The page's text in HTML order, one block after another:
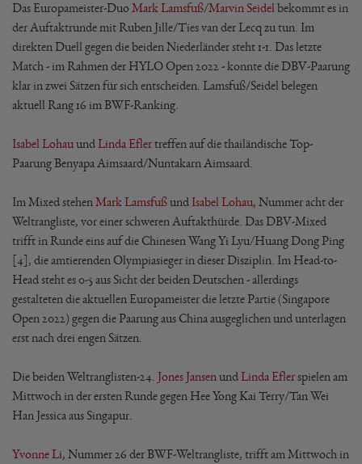
Das Europameister-DuoMark Lamsfuß/Marvin Seidel bekommt es in
der Auftaktrunde mit Ruben Jille/Ties van der Lecq zu tun. Im
direkten Duell gegen die beiden Niederländer steht 1-1. Das letzte
Match - im Rahmen der HYLO Open 2022 - konnte die DBV-Paarung
klar in zwei Sätzen für sich entscheiden. Lamsfuß/Seidel belegen
aktuell Rang 16 im BWF-Ranking.
Isabel Lohau und Linda Eflertreffen auf die thailändische Top-
Paarung Benyapa Aimsaard/Nuntakarn Aimsaard.
Im Mixed stehen Mark Lamsfußund Isabel Lohau, Nummer acht der
Weltrangliste, vor einer schweren Auftakthürde. Das DBV-Mixed
trifft in Runde eins auf die Chinesen Wang Yi Lyu/Huang Dong Ping
[4], die amtierenden Olympiasieger in dieser Disziplin. Im Head-to-
Head steht es 0-5 aus Sicht der beiden Deutschen - allerdings
gestalteten die aktuellen Europameister die letzte Partie (Singapore
Open 2022) gegen die Paarung aus China ausgeglichen und unterlagen
erst nach drei engen Sätzen.
Die beiden Weltranglisten-24. Jones Jansen und Linda Eflerspielen am
Mittwoch in der ersten Runde gegen Hee Yong Kai Terry/Tan Wei
Han Jessica aus Singapur.
Yvonne Li, Nummer 26 der BWF-Weltrangliste, trifft am Mittwoch in